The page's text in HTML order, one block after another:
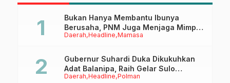
Daerah Headline Mamasa
Bukan Hanya Membantu Ibunya
Berusaha, PNM Juga Menjaga Mimpi
Anaknya Untuk Menggapai Cita-Cita
Daerah Headline Polman
Gubernur Suhardi Duka Dikukuhkan
Adat Balanipa, Raih Gelar Sulo
Tappidena